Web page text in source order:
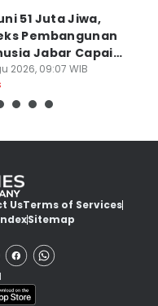
51 Juta Jiwa,
Pembangunan
Jabar Capai
Poin
2026, 09:07 WIB
UsTerms of Services
Sitemap